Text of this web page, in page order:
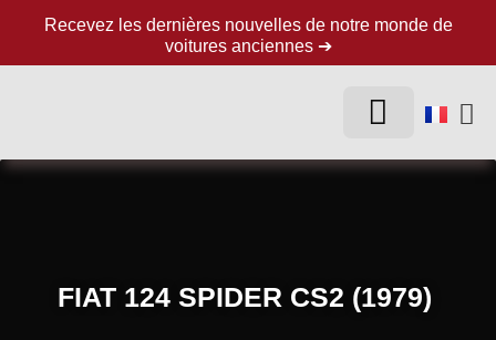
Recevez les dernières nouvelles de notre monde de
voitures anciennes ➔
FIAT 124 SPIDER CS2 (1979)